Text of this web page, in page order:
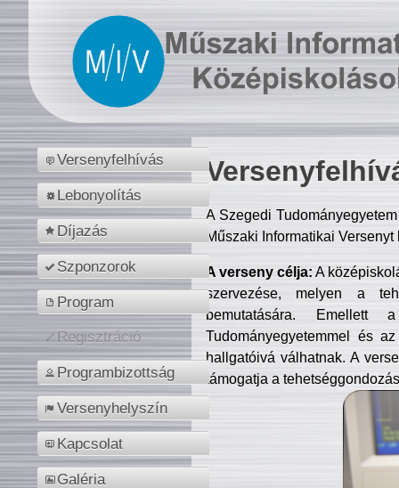
Versenyfelhívás
Lebonyolítás
Díjazás
Szponzorok
Program
Regisztráció
Programbizottság
Versenyhelyszín
Kapcsolat
Galéria
A Szegedi
Műszaki Informatikai
A verseny célja: A
szervezése, melyen a
bemutatására. Emellett
Tudományegyetemmel és
hallgatóivá válhatnak. A
támogatja a